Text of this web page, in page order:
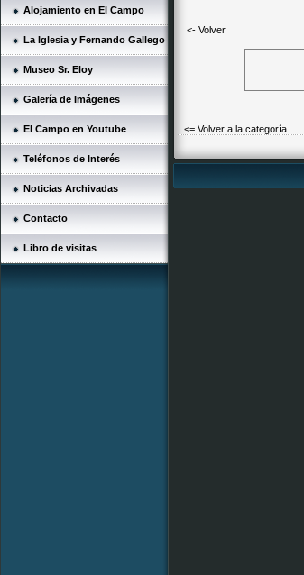
Alojamiento en El Campo
La Iglesia y Fernando Gallego
Museo Sr. Eloy
Galería de Imágenes
El Campo en Youtube
Teléfonos de Interés
Noticias Archivadas
Contacto
Libro de visitas
<- Volver
<= Volver a la categoría